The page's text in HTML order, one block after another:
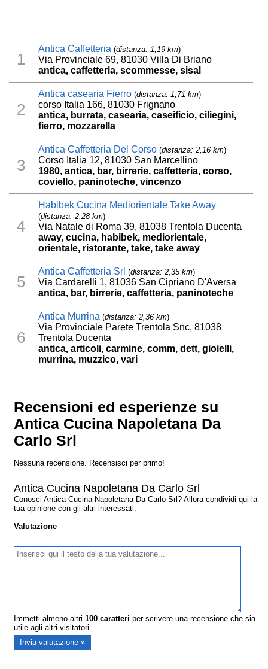
1
Antica Caffetteria (distanza: 1,19 km)
Via Provinciale 69, 81030 Villa Di Briano
antica, caffetteria, scommesse, sisal
2
Antica casearia Fierro (distanza: 1,71 km)
corso Italia 166, 81030 Frignano
antica, burrata, casearia, caseificio, ciliegini,
fierro, mozzarella
3
Antica Caffetteria Del Corso (distanza: 2,16 km)
Corso Italia 12, 81030 San Marcellino
1980, antica, bar, birrerie, caffetteria, corso,
coviello, paninoteche, vincenzo
4
Habibek Cucina Mediorientale Take Away
(distanza: 2,28 km)
Via Natale di Roma 39, 81038 Trentola Ducenta
away, cucina, habibek, mediorientale,
orientale, ristorante, take, take away
5
Antica Caffetteria Srl (distanza: 2,35 km)
Via Cardarelli 1, 81036 San Cipriano D'Aversa
antica, bar, birrerie, caffetteria, paninoteche
6
Antica Murrina (distanza: 2,36 km)
Via Provinciale Parete Trentola Snc, 81038
Trentola Ducenta
antica, articoli, carmine, comm, dett, gioielli,
murrina, muzzico, vari
Recensioni ed esperienze su
Antica Cucina Napoletana Da
Carlo Srl
Nessuna recensione. Recensisci per primo!
Antica Cucina Napoletana Da Carlo Srl
Conosci Antica Cucina Napoletana Da Carlo Srl? Allora condividi qui la
tua opinione con gli altri interessati.
Valutazione
Immetti almeno altri100 caratteri per scrivere una recensione che sia
utile agli altri visitatori.